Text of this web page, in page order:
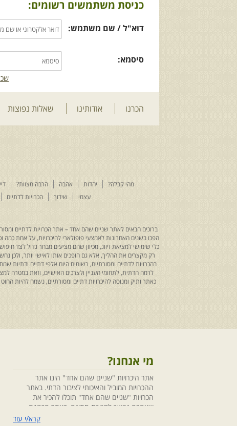
כניסת משתמשים רשומים:
דוא"ל / שם משתמש:
סיסמא:
הכרנו אודותינו שאלות נפוצות
מהי קבלה? יהדות אהבה הרבה מצוות?
עצמי
שידוך הכרויות לדתיים
ברוכים הבאים לאתר שניים שהם אחד – אתר הכרויות לדתיים
הפכו בשנים האחרונות לאמצעי פופולארי להיכרויות, על אחת כמה
כלי שימושי למציאת זיווג, מכיוון שהם מציעים מבחר גדול לצד
רק מקצרים את ההליך, אלא גם הופכים אותו לאישי יותר, ולכן
בהכרויות לדתיים ומסורתיים, רשומים היום אלפי דתיים
לרמה הדתית, לתחומי העניין ולצרכים האישיים, וזאת במטרה
כאתר ותיק ומנוסה להיכרויות דתיים ומסורתיים, נשמח להיות
מי אנחנו?
אתר היכרויות "שניים שהם אחד" הינו אתר
ההכרויות המוביל והאיכותי לציבור הדתי. באתר
הכרויות "שניים שהם אחד" תוכלו להכיר את
שאהבה נפשך למטרת חתונה, באתר הכרויות
"שניים שהם אחד" הושקעו מחשבה ומאמציםקרא/י עוד